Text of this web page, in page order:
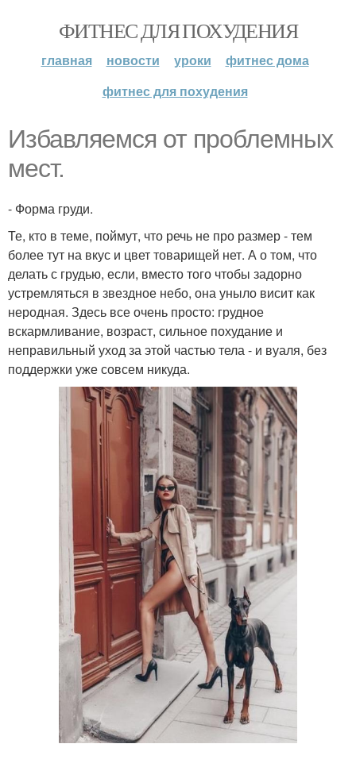
ФИТНЕС ДЛЯ ПОХУДЕНИЯ
главная новости уроки
фитнес дома
фитнес для похудения
Избавляемся от проблемных
мест.
- Форма груди.
Те, кто в теме, поймут, что речь не про размер - тем
более тут на вкус и цвет товарищей нет. А о том, что
делать с грудью, если, вместо того чтобы задорно
устремляться в звездное небо, она уныло висит как
неродная. Здесь все очень просто: грудное
вскармливание, возраст, сильное похудание и
неправильный уход за этой частью тела - и вуаля, без
поддержки уже совсем никуда.